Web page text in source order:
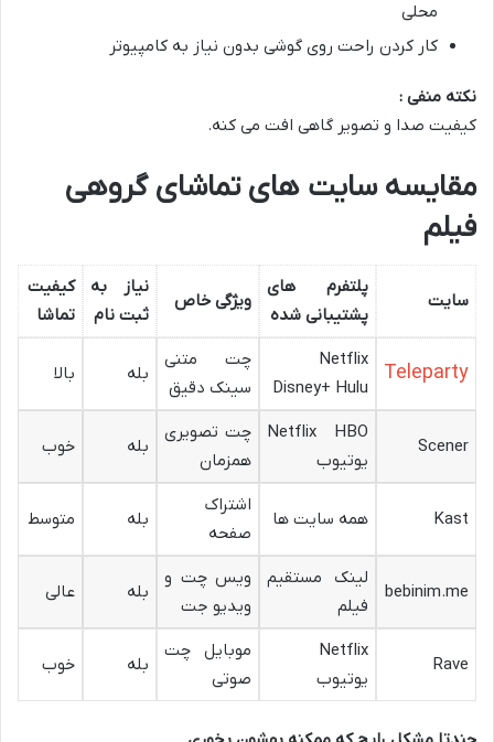
محلی
کار کردن راحت روی گوشی بدون نیاز به کامپیوتر
نکته منفی :
کیفیت صدا و تصویر گاهی افت می کنه.
مقایسه سایت های تماشای گروهی
فیلم
سایت
پلتفرم های
پشتیبانی شده
ویژگی خاص
نیاز به
ثبت نام
کیفیت
تماشا
Teleparty
Netflix
Disney+ Hulu
چت متنی
سینک دقیق
بله بالا
Scener
Netflix HBO
یوتیوب
چت تصویری
همزمان
بله خوب
Kast همه سایت ها
اشتراک
صفحه
بله متوسط
bebinim.me
لینک مستقیم
فیلم
ویس چت و
ویدیو جت
بله عالی
Rave
Netflix
یوتیوب
موبایل چت
صوتی
بله خوب